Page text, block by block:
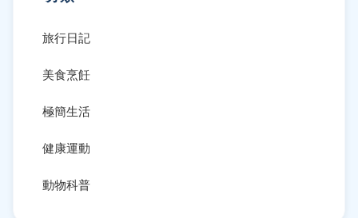
旅行日記
美食烹飪
極簡生活
健康運動
動物科普